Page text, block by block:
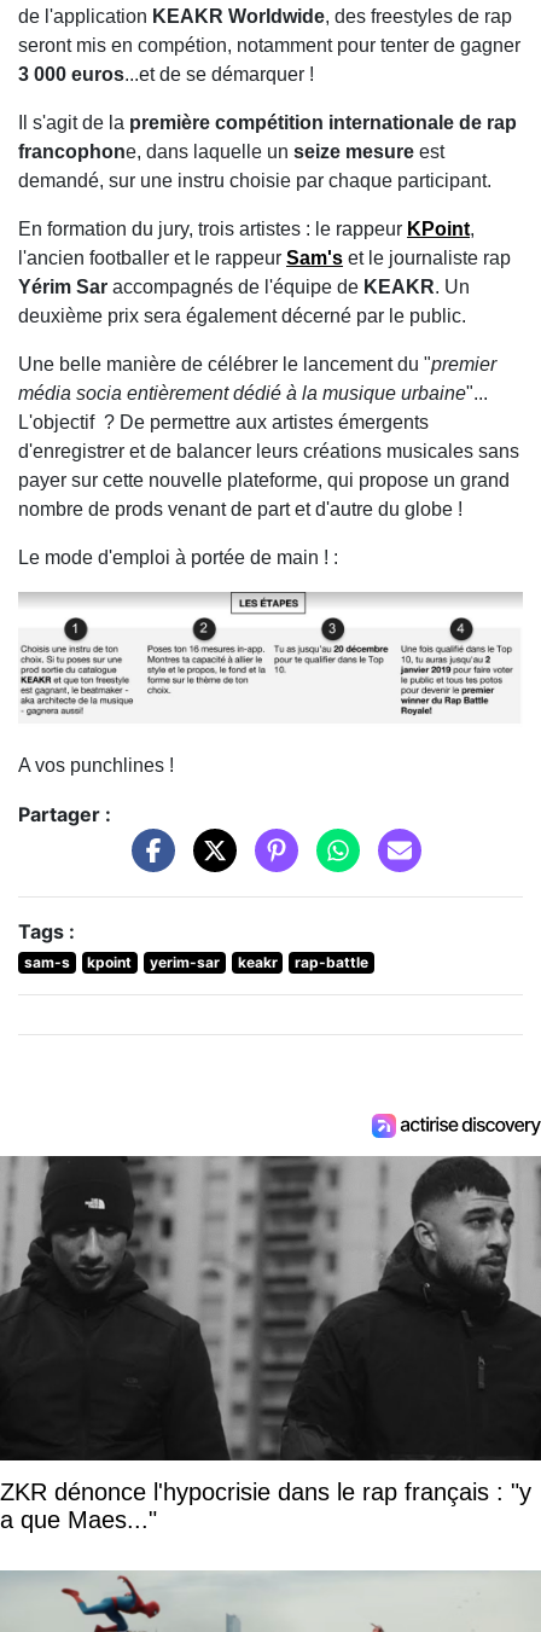
de l'application KEAKR Worldwide, des freestyles de rap
seront mis en compétion, notamment pour tenter de gagner
3 000 euros...et de se démarquer !
Il s'agit de la première compétition internationale de rap
francophone, dans laquelle un seize mesure est
demandé, sur une instru choisie par chaque participant.
En formation du jury, trois artistes : le rappeur KPoint,
l'ancien footballer et le rappeur Sam's et le journaliste rap
Yérim Sar accompagnés de l'équipe de KEAKR. Un
deuxième prix sera également décerné par le public.
Une belle manière de célébrer le lancement du "premier
média socia entièrement dédié à la musique urbaine"...
L'objectif ? De permettre aux artistes émergents
d'enregistrer et de balancer leurs créations musicales sans
payer sur cette nouvelle plateforme, qui propose un grand
nombre de prods venant de part et d'autre du globe !
Le mode d'emploi à portée de main ! :
A vos punchlines !
Partager :
Tags :
sam-s kpoint yerim-sar keakr rap-battle
ZKR dénonce l'hypocrisie dans le rap français : "y
a que Maes..."